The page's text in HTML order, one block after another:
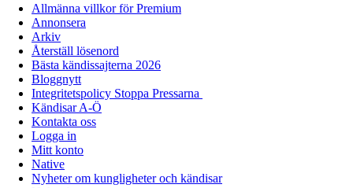
Allmänna villkor för Premium
Annonsera
Arkiv
Återställ lösenord
Bästa kändissajterna 2026
Bloggnytt
Integritetspolicy Stoppa Pressarna
Kändisar A-Ö
Kontakta oss
Logga in
Mitt konto
Native
Nyheter om kungligheter och kändisar